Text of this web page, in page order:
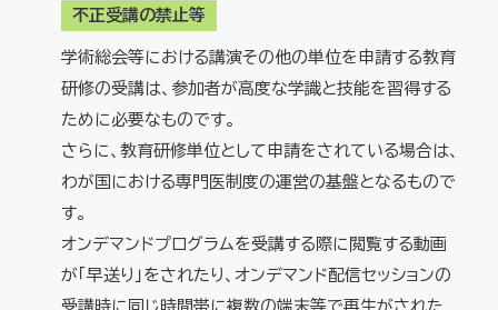
不正受講の禁止等
学術総会等における講演その他の単位を申請する教育
研修の受講は、参加者が高度な学識と技能を習得する
ために必要なものです。
さらに、教育研修単位として申請をされている場合は、
わが国における専門医制度の運営の基盤となるもので
す。
オンデマンドプログラムを受講する際に閲覧する動画
が「早送り」をされたり、オンデマンド配信セッションの
受講時に同じ時間帯に複数の端末等で再生がされた